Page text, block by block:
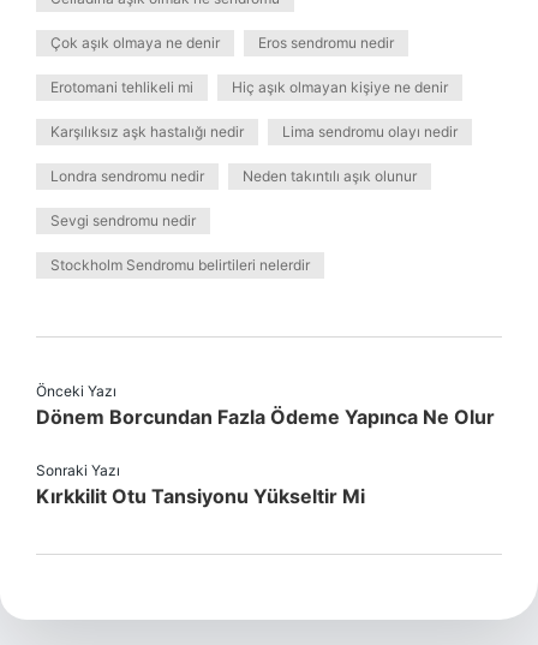
Çok aşık olmaya ne denir Eros sendromu nedir
Erotomani tehlikeli mi Hiç aşık olmayan kişiye ne denir
Karşılıksız aşk hastalığı nedir Lima sendromu olayı nedir
Londra sendromu nedir Neden takıntılı aşık olunur
Sevgi sendromu nedir
Stockholm Sendromu belirtileri nelerdir
Önceki Yazı
Dönem Borcundan Fazla Ödeme Yapınca Ne Olur
Sonraki Yazı
Kırkkilit Otu Tansiyonu Yükseltir Mi